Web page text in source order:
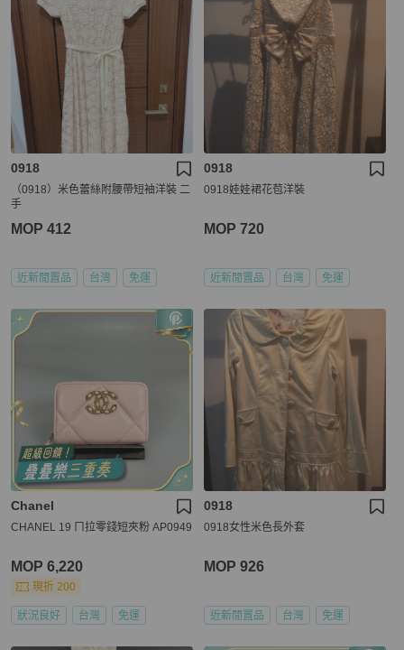
0918
（0918）米色蕾絲附腰帶短袖洋裝 二
手
MOP 412
近新閒置品 台灣 免運
0918
0918娃娃裙花苞洋裝
MOP 720
近新閒置品 台灣 免運
Chanel
CHANEL 19 ㄇ拉零錢短夾粉 AP0949
MOP 6,220
現折 200
狀況良好 台灣 免運
0918
0918女性米色長外套
MOP 926
近新閒置品 台灣 免運